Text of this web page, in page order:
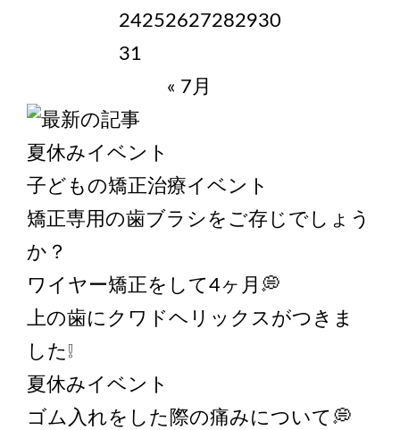
24252627282930
31
« 7月
夏休みイベント
子どもの矯正治療イベント
矯正専用の歯ブラシをご存じでしょう
か？
ワイヤー矯正をして4ヶ月💭
上の歯にクワドヘリックスがつきま
した❕
夏休みイベント
ゴム入れをした際の痛みについて💭